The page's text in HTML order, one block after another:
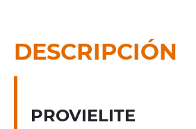
DESCRIPCIÓN
PROVIELITE